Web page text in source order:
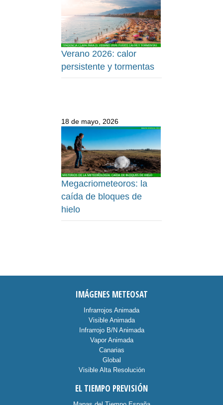
Verano 2026: calor
persistente y tormentas
18 de mayo, 2026
Megacriometeoros: la
caída de bloques de
hielo
IMÁGENES METEOSAT
Infrarrojos Animada
Visible Animada
Infrarrojo B/N Animada
Vapor Animada
Canarias
Global
Visible Alta Resolución
EL TIEMPO PREVISIÓN